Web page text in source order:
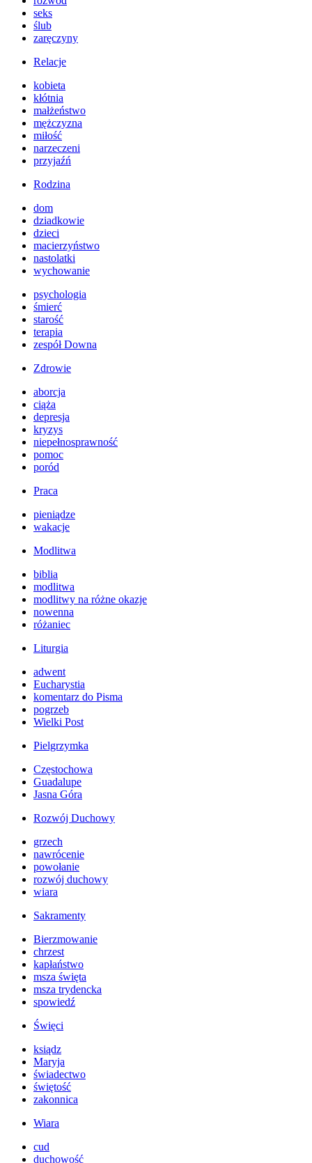
seks
ślub
zaręczyny
Relacje
kobieta
kłótnia
małżeństwo
mężczyzna
miłość
narzeczeni
przyjaźń
Rodzina
dom
dziadkowie
dzieci
macierzyństwo
nastolatki
wychowanie
psychologia
śmierć
starość
terapia
zespół Downa
Zdrowie
aborcja
ciąża
depresja
kryzys
niepełnosprawność
pomoc
poród
Praca
pieniądze
wakacje
Modlitwa
biblia
modlitwa
modlitwy na różne okazje
nowenna
różaniec
Liturgia
adwent
Eucharystia
komentarz do Pisma
pogrzeb
Wielki Post
Pielgrzymka
Częstochowa
Guadalupe
Jasna Góra
Rozwój Duchowy
grzech
nawrócenie
powołanie
rozwój duchowy
wiara
Sakramenty
Bierzmowanie
chrzest
kapłaństwo
msza święta
msza trydencka
spowiedź
Święci
ksiądz
Maryja
świadectwo
świętość
zakonnica
Wiara
cud
duchowość